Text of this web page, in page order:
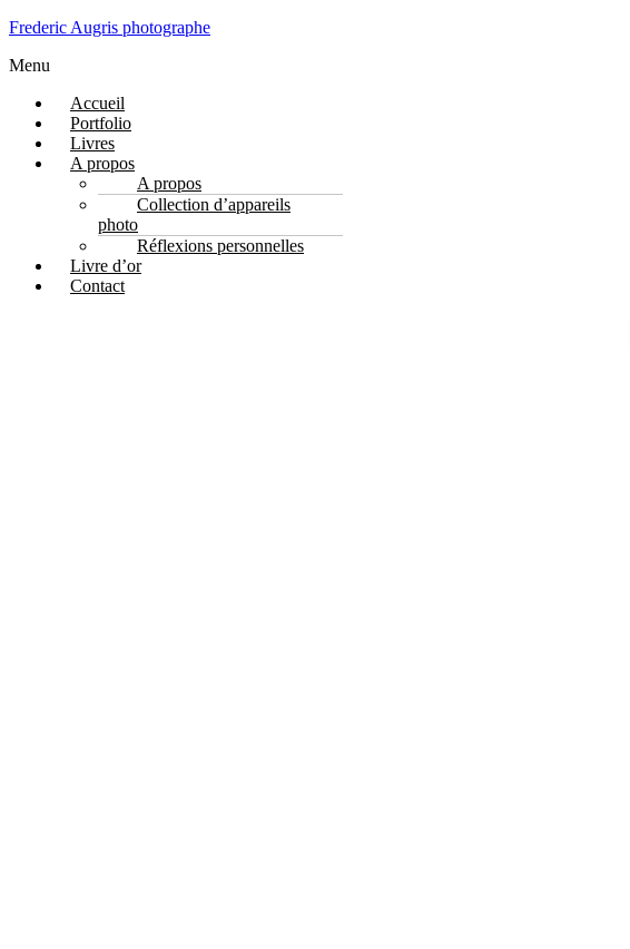
Frederic Augris photographe
Menu
Accueil
Portfolio
Livres
A propos
A propos
Collection d’appareils
photo
Réflexions personnelles
Livre d’or
Contact